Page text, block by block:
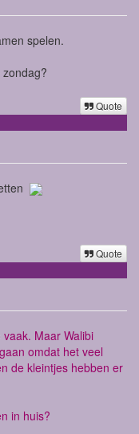
spelen.
Quote
Quote
Maar Walibi
omdat het veel
de kleintjes hebben er
in huis?